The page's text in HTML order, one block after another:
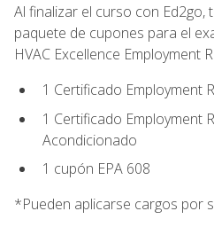
Al finalizar el curso con Ed2go,
paquete de cupones para el
HVAC Excellence Employment
1 Certificado Employment
1 Certificado Employment
Acondicionado
1 cupón EPA 608
*Pueden aplicarse cargos por